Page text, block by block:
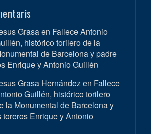
Grasa en Fallece Antonio
histórico torilero de la
de Barcelona y padre
Enrique y Antonio Guillén
Grasa Hernández en Fallece
Guillén, histórico torilero
la Monumental de Barcelona y
toreros Enrique y Antonio